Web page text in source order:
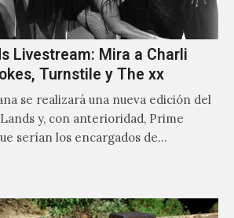
Livestream: Mira a Charli
Turnstile y The xx
se realizará una nueva edición del
y, con anterioridad, Prime
serían los encargados de